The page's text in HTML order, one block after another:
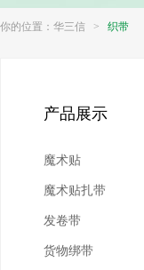
你的位置： 华三信 > 织带
产品展示
魔术贴
魔术贴扎带
发卷带
货物绑带